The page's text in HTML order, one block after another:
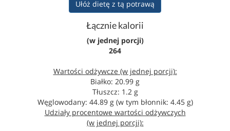
Ułóż dietę z tą potrawą
Łącznie kalorii
(w jednej porcji)
264
Wartości odżywcze (w jednej porcji):
Białko: 20.99 g
Tłuszcz: 1.2 g
Węglowodany: 44.89 g (w tym błonnik: 4.45 g)
Udziały procentowe wartości odżywczych
(w jednej porcji):